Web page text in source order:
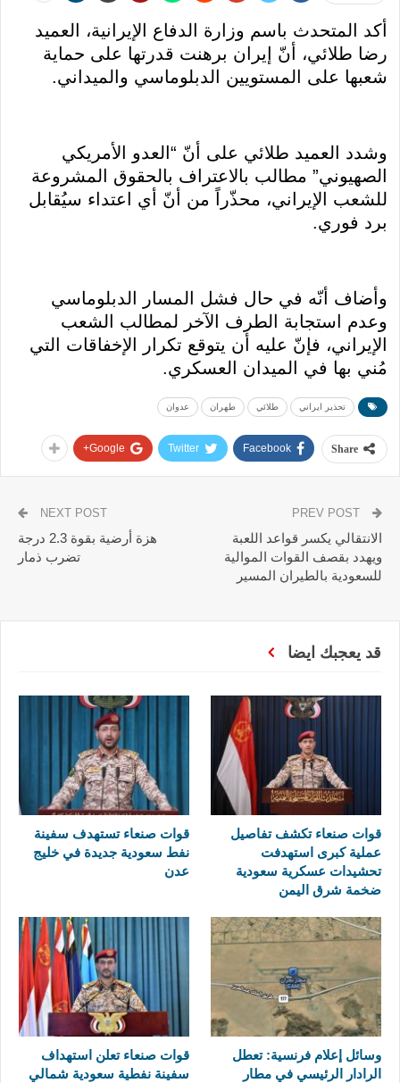
أكد المتحدث باسم وزارة الدفاع الإيرانية، العميد
رضا طلائي، أنّ إيران برهنت قدرتها على حماية
شعبها على المستويين الدبلوماسي والميداني.
وشدد العميد طلائي على أنّ “العدو الأمريكي
الصهيوني” مطالب بالاعتراف بالحقوق المشروعة
للشعب الإيراني، محذّراً من أنّ أي اعتداء سيُقابل
برد فوري.
وأضاف أنّه في حال فشل المسار الدبلوماسي
وعدم استجابة الطرف الآخر لمطالب الشعب
الإيراني، فإنّ عليه أن يتوقع تكرار الإخفاقات التي
مُني بها في الميدان العسكري.
تحذير ايراني طلائي طهران عدوان
Share
Facebook
Twitter
Google+
الانتقالي يكسر قواعد اللعبة
ويهدد بقصف القوات الموالية
للسعودية بالطيران المسير
NEXT POST
هزة أرضية بقوة 2.3 درجة
تضرب ذمار
قد يعجبك ايضا
قوات صنعاء تكشف تفاصيل
عملية كبرى استهدفت
تحشيدات عسكرية سعودية
ضخمة شرق اليمن
قوات صنعاء تستهدف سفينة
نفط سعودية جديدة في خليج
عدن
وسائل إعلام فرنسية: تعطل
الرادار الرئيسي في مطار
قوات صنعاء تعلن استهداف
سفينة نفطية سعودية شمالي